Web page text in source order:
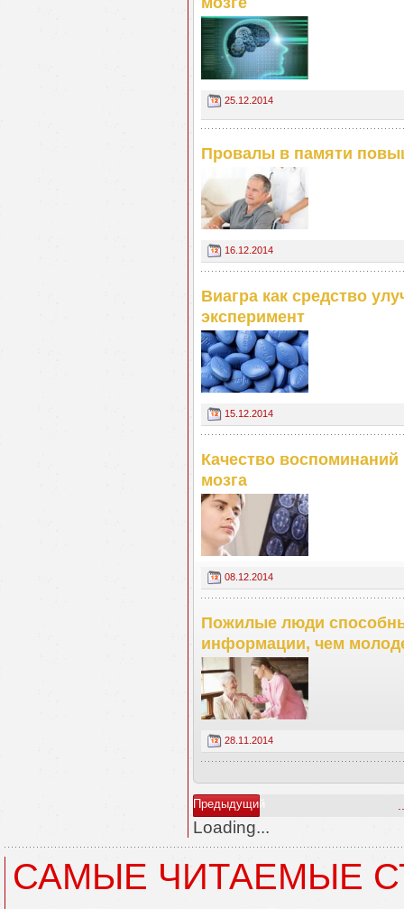
25.12.2014
Провалы в памяти
16.12.2014
Виагра как средство
эксперимент
15.12.2014
Качество
мозга
08.12.2014
Пожилые люди
информации, чем
28.11.2014
Предыдущий
Loading...
САМЫЕ ЧИТАЕМЫЕ